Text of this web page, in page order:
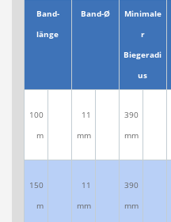
Band-
länge
Band-Ø
Minimale
r
Biegeradi
us
100
m
11
mm
390
mm
150
m
11
mm
390
mm